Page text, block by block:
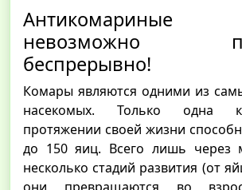
Антикомариные
невозможно
беспрерывно!
Комары являются одними из
насекомых. Только одна
протяжении своей жизни
до 150 яиц. Всего лишь через
несколько стадий развития (от